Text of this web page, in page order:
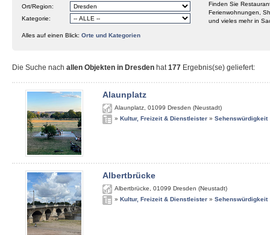
Ort/Region:
Kategorie:
Finden Sie
Ferienwohnungen,
und vieles mehr in
Alles auf einen Blick: Orte und Kategorien
Die Suche nach allen Objekten in Dresden hat177 Ergebnis(se) geliefert:
Alaunplatz
Alaunplatz 01099 Dresden (Neustadt)
» Kultur, Freizeit & Dienstleister » Sehenswürdigkeit
Albertbrücke
Albertbrücke 01099 Dresden (Neustadt)
» Kultur, Freizeit & Dienstleister » Sehenswürdigkeit